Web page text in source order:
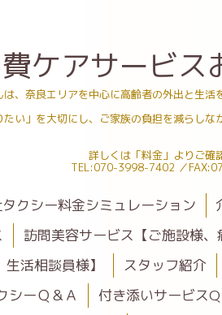
ケアサービス
は、奈良エリアを中心に高齢者の外出と生活
い」を大切にし、ご家族の負担を減らしな
詳しくは「料金」よりご確
TEL:070-3998-7402 ／
クシー料金シミュレーション
訪問美容サービス【ご施設様、
活相談員様】
スタッフ紹介
シーＱ＆Ａ 付き添いサービス